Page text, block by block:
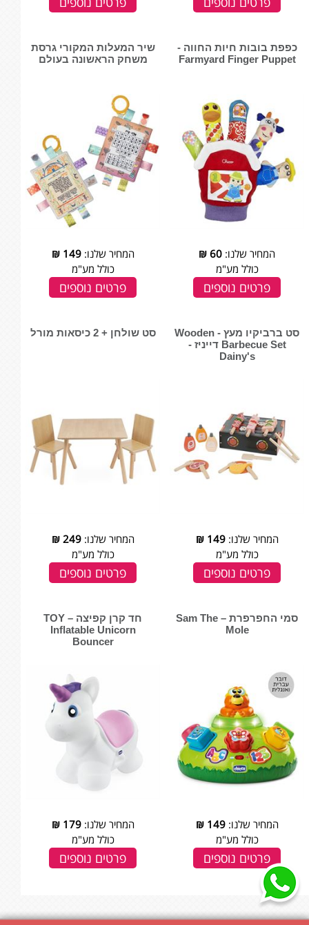
כפפת בובות חיות החווה -
Farmyard Finger Puppet
המחיר שלנו: 60
₪
כולל מע"מ
פרטים נוספים
שיר המעלות המקורי גרסת
משחק הראשונה בעולם
המחיר שלנו:149
₪
כולל מע"מ
פרטים נוספים
סט ברביקיו מעץ - ‏‏‏‏Wooden
Barbecue Set דייניז -
Dainy's
המחיר שלנו:149
₪
כולל מע"מ
פרטים נוספים
סט שולחן + 2 כיסאות מורל
המחיר שלנו:249
₪
כולל מע"מ
פרטים נוספים
סמי החפרפרת – Sam The
Mole
המחיר שלנו:149
₪
כולל מע"מ
פרטים נוספים
חד קרן קפיצה – TOY
Inflatable Unicorn
Bouncer
המחיר שלנו:179
₪
כולל מע"מ
פרטים נוספים